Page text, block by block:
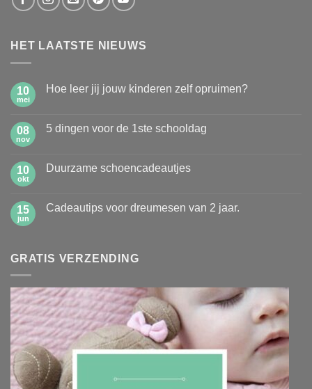
HET LAATSTE NIEUWS
10
mei
Hoe leer jij jouw kinderen zelf opruimen?
Hoe
kinderen
zelf
08
nov
5 dingen voor de 1ste schooldag
5
1ste
schooldag
10
okt
Duurzame schoencadeautjes
Duurzame
15
jun
Cadeautips voor dreumesen van 2 jaar.
voor
jaar.
GRATIS VERZENDING